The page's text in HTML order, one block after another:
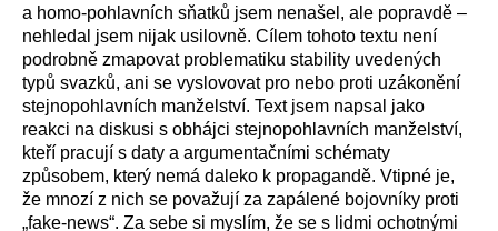
a homo-pohlavních sňatků jsem nenašel, ale popravdě –
nehledal jsem nijak usilovně. Cílem tohoto textu není
podrobně zmapovat problematiku stability uvedených
typů svazků, ani se vyslovovat pro nebo proti uzákonění
stejnopohlavních manželství. Text jsem napsal jako
reakci na diskusi s obhájci stejnopohlavních manželství,
kteří pracují s daty a argumentačními schématy
způsobem, který nemá daleko k propagandě. Vtipné je,
že mnozí z nich se považují za zapálené bojovníky proti
„fake-news“. Za sebe si myslím, že se s lidmi ochotnými